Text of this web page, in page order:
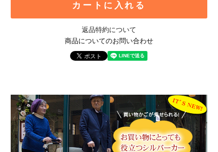
カートに入れる
返品特約について
商品についてのお問い合わせ